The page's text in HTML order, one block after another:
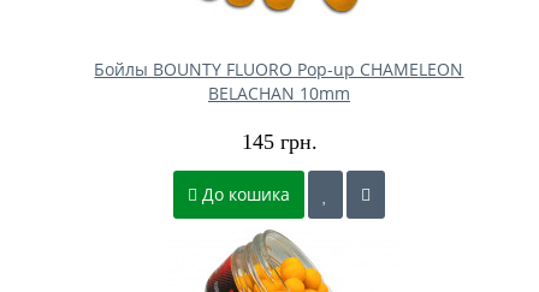
Бойлы BOUNTY FLUORO Pop-up CHAMELEON
BELACHAN 10mm
145 грн.
До кошика